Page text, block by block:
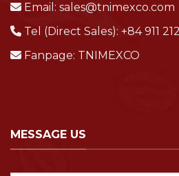
Email: sales@tnimexco.com
Tel (Direct Sales): +84 911
Fanpage: TNIMEXCO
MESSAGE US